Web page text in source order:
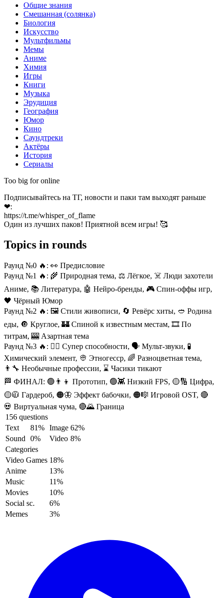
Общие знания
Смешанная (солянка)
Биология
Искусство
Мультфильмы
Мемы
Аниме
Химия
Игры
Книги
Музыка
Эрудиция
География
Юмор
Кино
Саундтреки
Актёры
История
Сериалы
Too big for online
Подписывайтесь на ТГ, новости и паки там выходят раньше
❤:
https://t.me/whisper_of_flame
Один из лучших паков! Приятной всем игры! 🥰
Topics in rounds
Раунд №0 🔥: 👀 Предисловие
Раунд №1 🔥: 🌾 Природная тема, ⚖️ Лёгкое, ☠️ Люди захотели
Аниме, 📚 Литература, 🤖 Нейро-бренды, 🎮 Спин-оффы игр,
🖤 Чёрный Юмор
Раунд №2 🔥: 🖼️ Стили живописи, 🔄 Ревёрс хиты, 🥙 Родина
еды, 🔘 Круглое, 🏰 Спиной к известным местам, 🎞️ По
титрам, 🎰 Азартная тема
Раунд №3 🔥: 🦸‍♂️ Супер способности, 🗣️ Мульт-звуки, 🧪
Химический элемент, 👳 Этногесср, 🌈 Разноцветная тема,
👨‍🔧 Необычные профессии, ⌛ Часики тикают
🏁 ФИНАЛ: 🟢👨‍👦 Прототип, 🟢👾 Низкий FPS, 🟡🔢 Цифра,
🟡🧥 Гардероб, 🟠🦋 Эффект бабочки, 🟠🎼 Игровой OST, 🔴
💀 Виртуальная чума, 🔴🌄 Граница
156 questions
Text
81% Image 62%
Sound
0% Video 8%
Categories
Video Games 18%
Anime
13%
Music
11%
Movies
10%
Social sc.
6%
Memes
3%